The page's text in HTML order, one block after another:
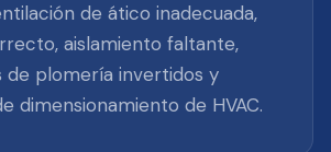
de ático inadecuada,
aislamiento faltante,
de plomería invertidos y
dimensionamiento de HVAC.